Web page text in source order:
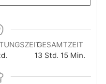
GESAMTZEIT
13 Std. 15 Min.